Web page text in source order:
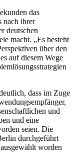
das
nach ihrer
deutschen
macht. „Es besteht
über den
auf diesem Wege
dass im Zuge
und
und eine
seien. Die
durchgeführt
worden